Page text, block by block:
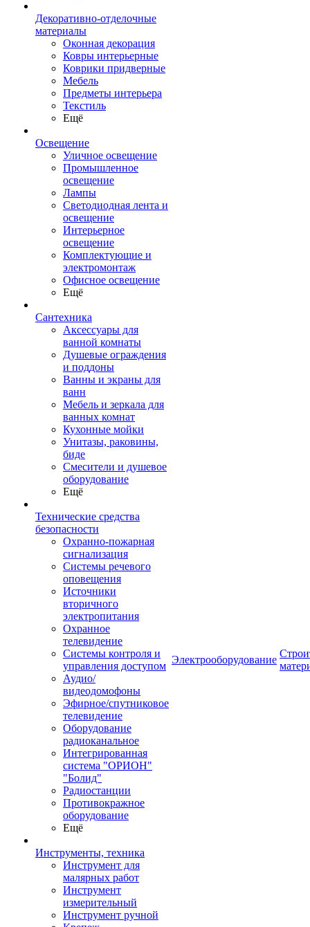
Декоративно-отделочные
материалы
Оконная декорация
Ковры интерьерные
Коврики придверные
Мебель
Предметы интерьера
Текстиль
Ещё
Освещение
Уличное освещение
Промышленное
освещение
Лампы
Светодиодная лента и
освещение
Интерьерное
освещение
Комплектующие и
электромонтаж
Офисное освещение
Ещё
Сантехника
Аксессуары для
ванной комнаты
Душевые ограждения
и поддоны
Ванны и экраны для
ванн
Мебель и зеркала для
ванных комнат
Кухонные мойки
Унитазы, раковины,
биде
Смесители и душевое
оборудование
Ещё
Технические средства
безопасности
Охранно-пожарная
сигнализация
Системы речевого
оповещения
Источники
вторичного
электропитания
Охранное
телевидение
Системы контроля и
управления доступом
Аудио/
видеодомофоны
Эфирное/спутниковое
телевидение
Оборудование
радиоканальное
Интегрированная
система "ОРИОН"
"Болид"
Радиостанции
Противокражное
оборудование
Ещё
Инструменты, техника
Инструмент для
малярных работ
Инструмент
измерительный
Инструмент ручной
Электрооборудование